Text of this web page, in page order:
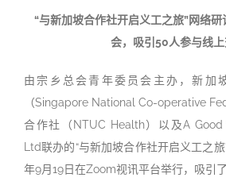
“与新加坡合作社开启义工之旅”网络
会，吸引50人参与线
由宗乡总会青年委员会主办，新加
（Singapore National Co-operative
合作社（NTUC Health）以及A
Ltd联办的“与新加坡合作社开启义工之
年9月19日在Zoom视讯平台举行，吸引